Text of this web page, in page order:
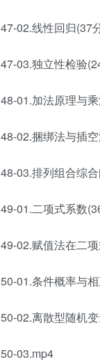
47-02.线性回归(37
47-03.独立性检验
48-01.加法原理与
48-02.捆绑法与插
48-03.排列组合综
49-01.二项式系数
49-02.赋值法在二
50-01.条件概率与
50-02.离散型随机
50-03.mp4